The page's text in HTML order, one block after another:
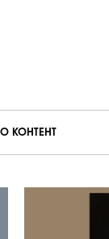
КОНТЕНТ